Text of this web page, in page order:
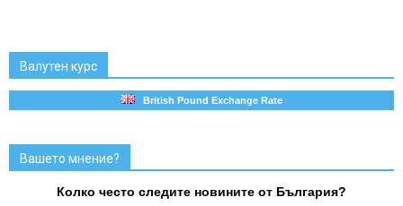
Валутен курс
British Pound Exchange Rate
Вашето мнение?
Колко често следите новините от България?